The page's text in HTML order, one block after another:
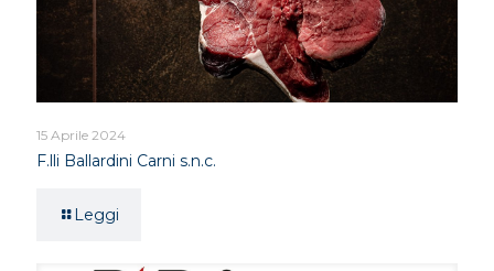
15 Aprile 2024
F.lli Ballardini Carni s.n.c.
Leggi